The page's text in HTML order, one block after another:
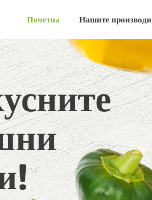
Почетна Нашите производи